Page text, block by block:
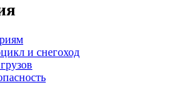
и снегоход